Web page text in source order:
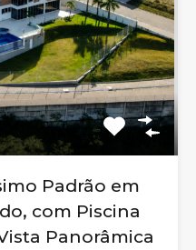
Padrão em
com Piscina
Panorâmica